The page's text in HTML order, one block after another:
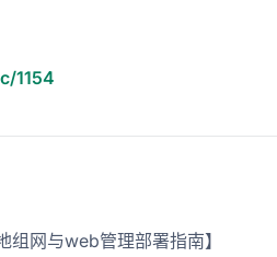
1154
组网与web管理部署指南】